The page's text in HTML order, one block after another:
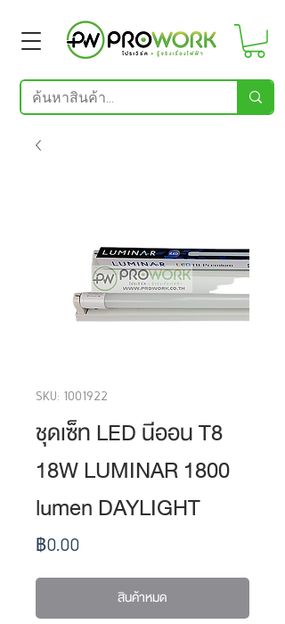
SKU: 1001922
ชุดเซ็ท LED นีออน T8
18W LUMINAR 1800
lumen DAYLIGHT
฿0.00ราคา
สินค้าหมด